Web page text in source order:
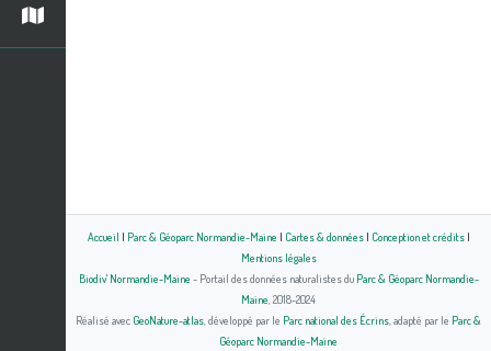
Accueil | Parc & Géoparc Normandie-Maine | Cartes & données| Conception et crédits|
Mentions légales
Biodiv' Normandie-Maine - Portail des données naturalistes du Parc & Géoparc Normandie-
Maine , 2018-2024
Réalisé avec GeoNature-atlas , développé par le Parc national des Écrins , adapté par le Parc &
Géoparc Normandie-Maine